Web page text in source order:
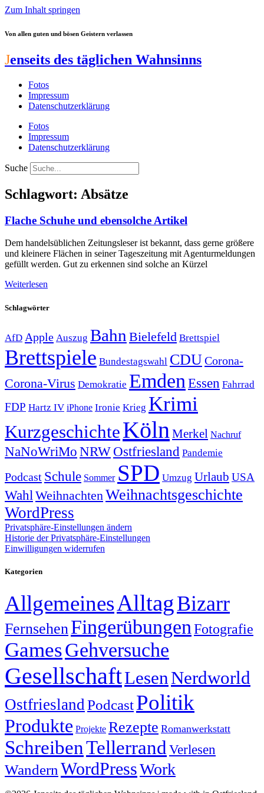
Zum Inhalt springen
Von allen guten und bösen Geistern verlassen
Jenseits des täglichen Wahnsinns
Fotos
Impressum
Datenschutzerklärung
Fotos
Impressum
Datenschutzerklärung
Suche
Schlagwort: Absätze
Flache Schuhe und ebensolche Artikel
Dem handelsüblichen Zeitungsleser ist bekannt, dass gerne größere
und kleinere Flächen in seiner Tageszeitung mit Agenturmeldungen
gefüllt werden. Gut zu erkennen sind solche an Kürzel
Weiterlesen
Schlagwörter
AfD Apple Auszug Bahn Bielefeld Brettspiel
Brettspiele Bundestagswahl CDUCorona-
Corona-Virus Demokratie Emden Essen Fahrrad
FDP Hartz IV iPhone Ironie Krieg Krimi
KurzgeschichteKöln Merkel Nachruf
NaNoWriMo NRWOstfriesland Pandemie
Podcast Schule Sommer SPD Umzug Urlaub USA
Wahl Weihnachten Weihnachtsgeschichte
WordPress
Privatsphäre-Einstellungen ändern
Historie der Privatsphäre-Einstellungen
Einwilligungen widerrufen
Kategorien
AllgemeinesAlltagBizarr
FernsehenFingerübungen Fotografie
GamesGehversuche
GesellschaftLesenNerdworld
OstfrieslandPodcastPolitik
Produkte Projekte Rezepte Romanwerkstatt
SchreibenTellerrand Verlesen
Wandern WordPressWork